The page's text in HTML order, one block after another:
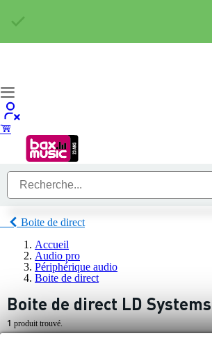
Boite de direct
Accueil
Audio pro
Périphérique audio
Boite de direct
Boite de direct LD Systems
1 produit trouvé.